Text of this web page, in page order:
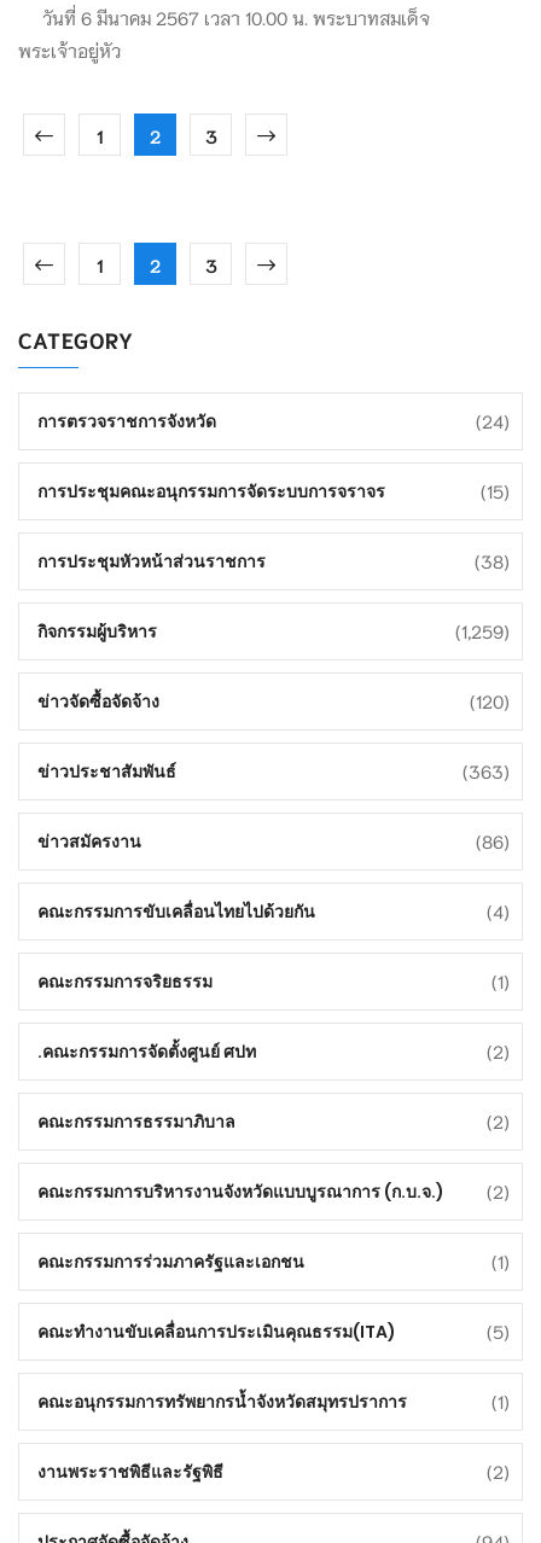
วันที่ 6 มีนาคม 2567 เวลา 10.00 น. พระบาทสมเด็จ
พระเจ้าอยู่หัว
1 2 3
1 2 3
CATEGORY
การตรวจราชการจังหวัด (24)
การประชุมคณะอนุกรรมการจัดระบบการจราจร (15)
การประชุมหัวหน้าส่วนราชการ (38)
กิจกรรมผู้บริหาร (1,259)
ข่าวจัดซื้อจัดจ้าง (120)
ข่าวประชาสัมพันธ์ (363)
ข่าวสมัครงาน (86)
คณะกรรมการขับเคลื่อนไทยไปด้วยกัน (4)
คณะกรรมการจริยธรรม (1)
คณะกรรมการจัดตั้งศูนย์ ศปท. (2)
คณะกรรมการธรรมาภิบาล (2)
คณะกรรมการบริหารงานจังหวัดแบบบูรณาการ (ก.บ.จ.) (2)
คณะกรรมการร่วมภาครัฐและเอกชน (1)
คณะทำงานขับเคลื่อนการประเมินคุณธรรม(ITA) (5)
คณะอนุกรรมการทรัพยากรน้ำจังหวัดสมุทรปราการ (1)
งานพระราชพิธีและรัฐพิธี (2)